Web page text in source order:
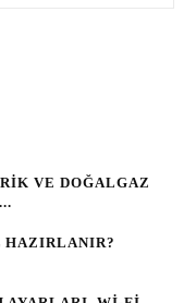
VE DOĞALGAZ
HAZIRLANIR?